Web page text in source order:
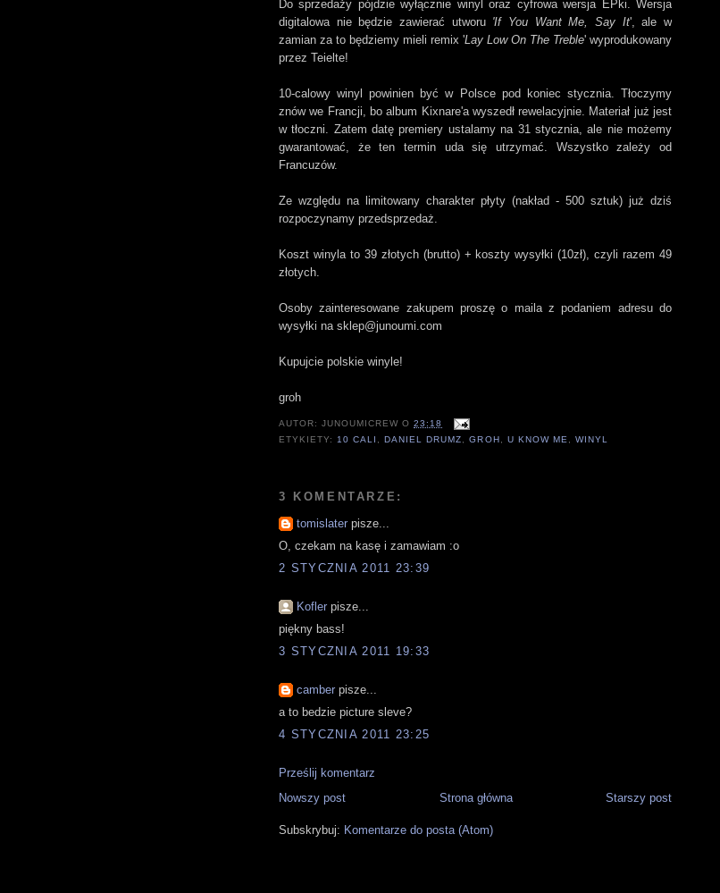
Do sprzedaży pójdzie wyłącznie winyl oraz cyfrowa wersja EPki. Wersja
digitalowa nie będzie zawierać utworu 'If You Want Me, Say It', ale w
zamian za to będziemy mieli remix 'Lay Low On The Treble' wyprodukowany
przez Teielte!
10-calowy winyl powinien być w Polsce pod koniec stycznia. Tłoczymy
znów we Francji, bo album Kixnare'a wyszedł rewelacyjnie. Materiał już jest
w tłoczni. Zatem datę premiery ustalamy na 31 stycznia, ale nie możemy
gwarantować, że ten termin uda się utrzymać. Wszystko zależy od
Francuzów.
Ze względu na limitowany charakter płyty (nakład - 500 sztuk) już dziś
rozpoczynamy przedsprzedaż.
Koszt winyla to 39 złotych (brutto) + koszty wysyłki (10zł), czyli razem 49
złotych.
Osoby zainteresowane zakupem proszę o maila z podaniem adresu do
wysyłki na sklep@junoumi.com
Kupujcie polskie winyle!
groh
AUTOR:JUNOUMICREW O23:18
ETYKIETY:10 CALI , DANIEL DRUMZ,GROH , U KNOW ME, WINYL
3 KOMENTARZE:
tomislater pisze...
O, czekam na kasę i zamawiam :o
2 STYCZNIA 2011 23:39
Kofler pisze...
piękny bass!
3 STYCZNIA 2011 19:33
camber pisze...
a to bedzie picture sleve?
4 STYCZNIA 2011 23:25
Prześlij komentarz
Nowszy post
Starszy post
Strona główna
Subskrybuj: Komentarze do posta (Atom)